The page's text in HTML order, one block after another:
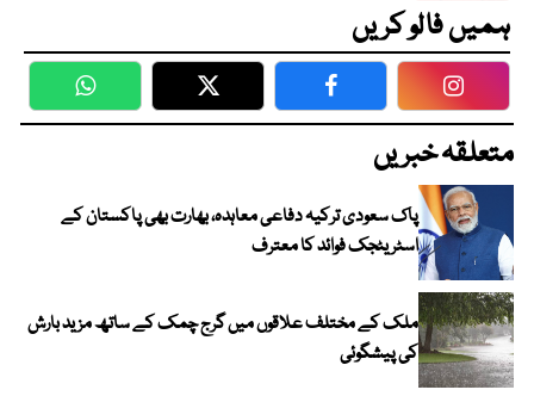
ہمیں فالو کریں
WhatsApp Twitter Facebook
متعلقہ خبریں
پاک سعودی ترکیہ دفاعی معاہدہ، بھارت بھی پاکستان کے
اسٹریٹجک فوائد کا معترف
ملک کے مختلف علاقوں میں گرج چمک کے ساتھ مزید بارش
کی پیشگوئی